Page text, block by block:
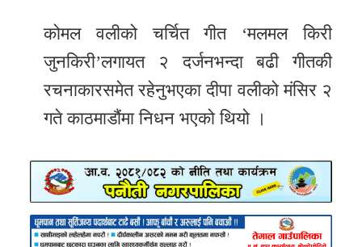
कोमल वलीको चर्चित गीत ‘मलमल किरी
जुनकिरी’लगायत २ दर्जनभन्दा बढी गीतकी
रचनाकारसमेत रहेनुभएका दीपा वलीको मंसिर २
गते काठमाडौंमा निधन भएको थियो ।